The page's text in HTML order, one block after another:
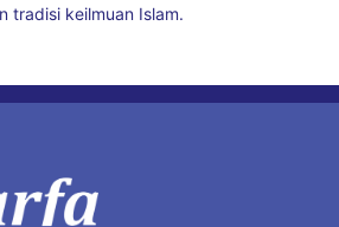
tradisi keilmuan Islam.